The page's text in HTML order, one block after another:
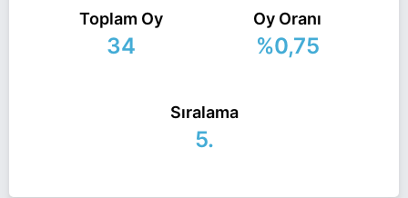
adayı olarak İyi Parti ile 31 Mart 2024 yerel
seçimlerinde yarışıyor. Erhan Şahin ile ilgili daha
fazla bilgi için
Erhan Şahin Haberlerisayfamızı
Toplam Oy
34
Oy Oranı
%0,75
Sıralama
5.